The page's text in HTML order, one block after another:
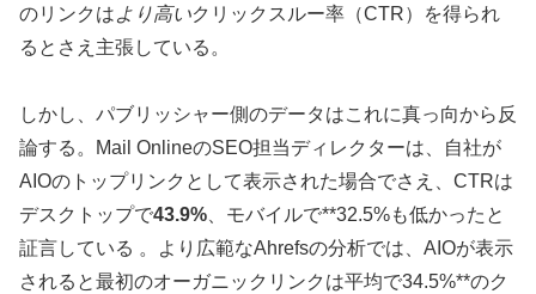
のリンクはより高いクリックスルー率（CTR）を得られ
るとさえ主張している。
しかし、パブリッシャー側のデータはこれに真っ向から反
論する。Mail OnlineのSEO担当ディレクターは、自社が
AIOのトップリンクとして表示された場合でさえ、CTRは
デスクトップで43.9%、モバイルで**32.5%も低かったと
証言している 。より広範なAhrefsの分析では、AIOが表示
されると最初のオーガニックリンクは平均で34.5%**のク